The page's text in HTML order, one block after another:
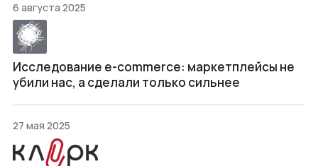
6 августа 2025
Исследование e-commerce: маркетплейсы не
убили нас, а сделали только сильнее
27 мая 2025